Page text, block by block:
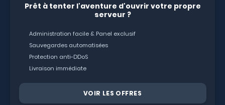
Prêt à tenter l'aventure d'ouvrir votre propre
serveur ?
Administration facile & Panel exclusif
Sauvegardes automatisées
Protection anti-DDoS
Livraison immédiate
VOIR LES OFFRES